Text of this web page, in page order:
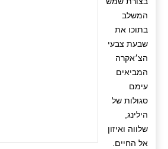
המשלב
בתוכו את
שבעת צבעי
הצ׳אקרה
המביאים
עימם
סגולות של
הילינג,
שלווה ואיזון
אל החיים.